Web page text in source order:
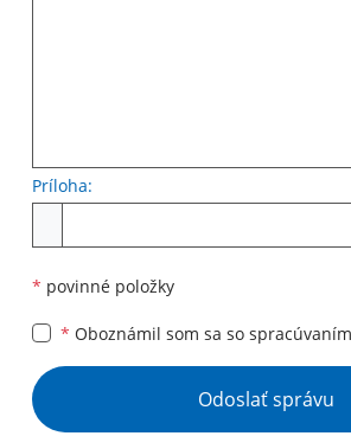
Príloha:
* povinné položky
* Oboznámil som sa so
Google reCaptcha Response
Odoslať správu